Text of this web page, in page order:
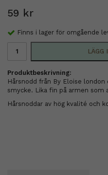
59 kr
Finns i lager för omgående
LÄGG
Produktbeskrivning:
Hårsnodd från By Eloise
smycke. Lika fin på armen som
Hårsnoddar av hög kvalité och